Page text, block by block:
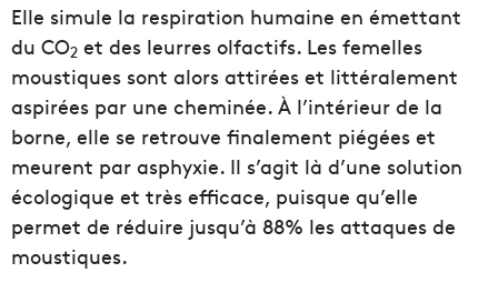
Elle simule la respiration humaine en émettant
du CO2 et des leurres olfactifs. Les femelles
moustiques sont alors attirées et littéralement
aspirées par une cheminée. À l’intérieur de la
borne, elle se retrouve finalement piégées et
meurent par asphyxie. Il s’agit là d’une solution
écologique et très efficace, puisque qu’elle
permet de réduire jusqu’à 88% les attaques de
moustiques.